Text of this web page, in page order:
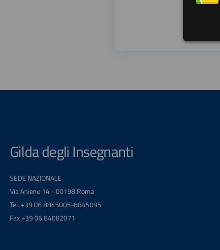
Gilda degli Insegnanti
SEDE NAZIONALE
Via Aniene 14 - 00198 Roma
Tel. +39 06 8845005-8845095
Fax +39 06 84082071